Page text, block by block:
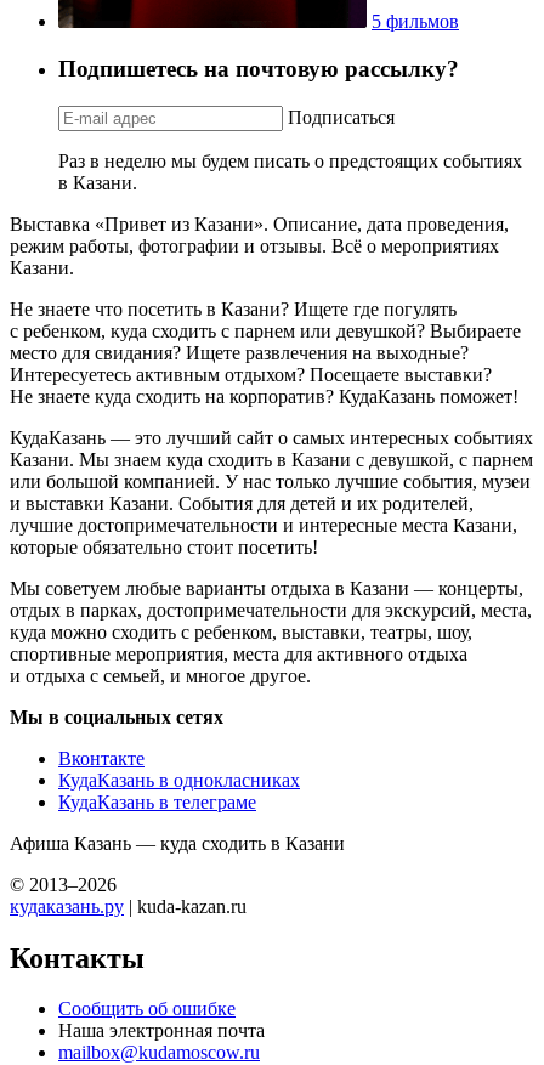
5 фильмов
Подпишетесь на почтовую рассылку?
Подписаться
Раз в неделю мы будем писать о предстоящих событиях
в Казани.
Выставка «Привет из Казани». Описание, дата проведения,
режим работы, фотографии и отзывы. Всё о мероприятиях
Казани.
Не знаете что посетить в Казани? Ищете где погулять
с ребенком, куда сходить с парнем или девушкой? Выбираете
место для свидания? Ищете развлечения на выходные?
Интересуетесь активным отдыхом? Посещаете выставки?
Не знаете куда сходить на корпоратив? КудаКазань поможет!
КудаКазань — это лучший сайт о самых интересных событиях
Казани. Мы знаем куда сходить в Казани с девушкой, с парнем
или большой компанией. У нас только лучшие события, музеи
и выставки Казани. События для детей и их родителей,
лучшие достопримечательности и интересные места Казани,
которые обязательно стоит посетить!
Мы советуем любые варианты отдыха в Казани — концерты,
отдых в парках, достопримечательности для экскурсий, места,
куда можно сходить с ребенком, выставки, театры, шоу,
спортивные мероприятия, места для активного отдыха
и отдыха с семьей, и многое другое.
Мы в социальных сетях
Вконтакте
КудаКазань в однокласниках
КудаКазань в телеграме
Афиша Казань — куда сходить в Казани
© 2013–2026
кудаказань.ру | kuda-kazan.ru
Контакты
Сообщить об ошибке
Наша электронная почта
mailbox@kudamoscow.ru